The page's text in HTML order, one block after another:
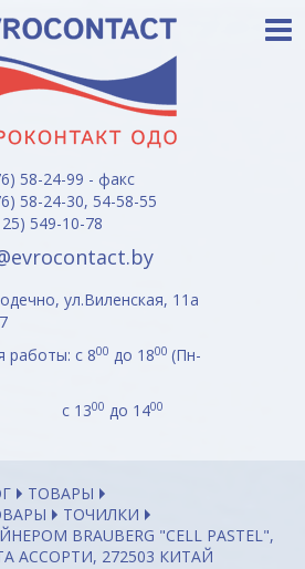
58-24-99 - факс
58-24-30, 54-58-55
549-10-78
ул.Виленская, 11а
работы: с 800 до 1800 (Пн-
с 1300 до 1400
ТОВАРЫ
ТОЧИЛКИ
BRAUBERG "CELL PASTEL",
АССОРТИ, 272503 КИТАЙ